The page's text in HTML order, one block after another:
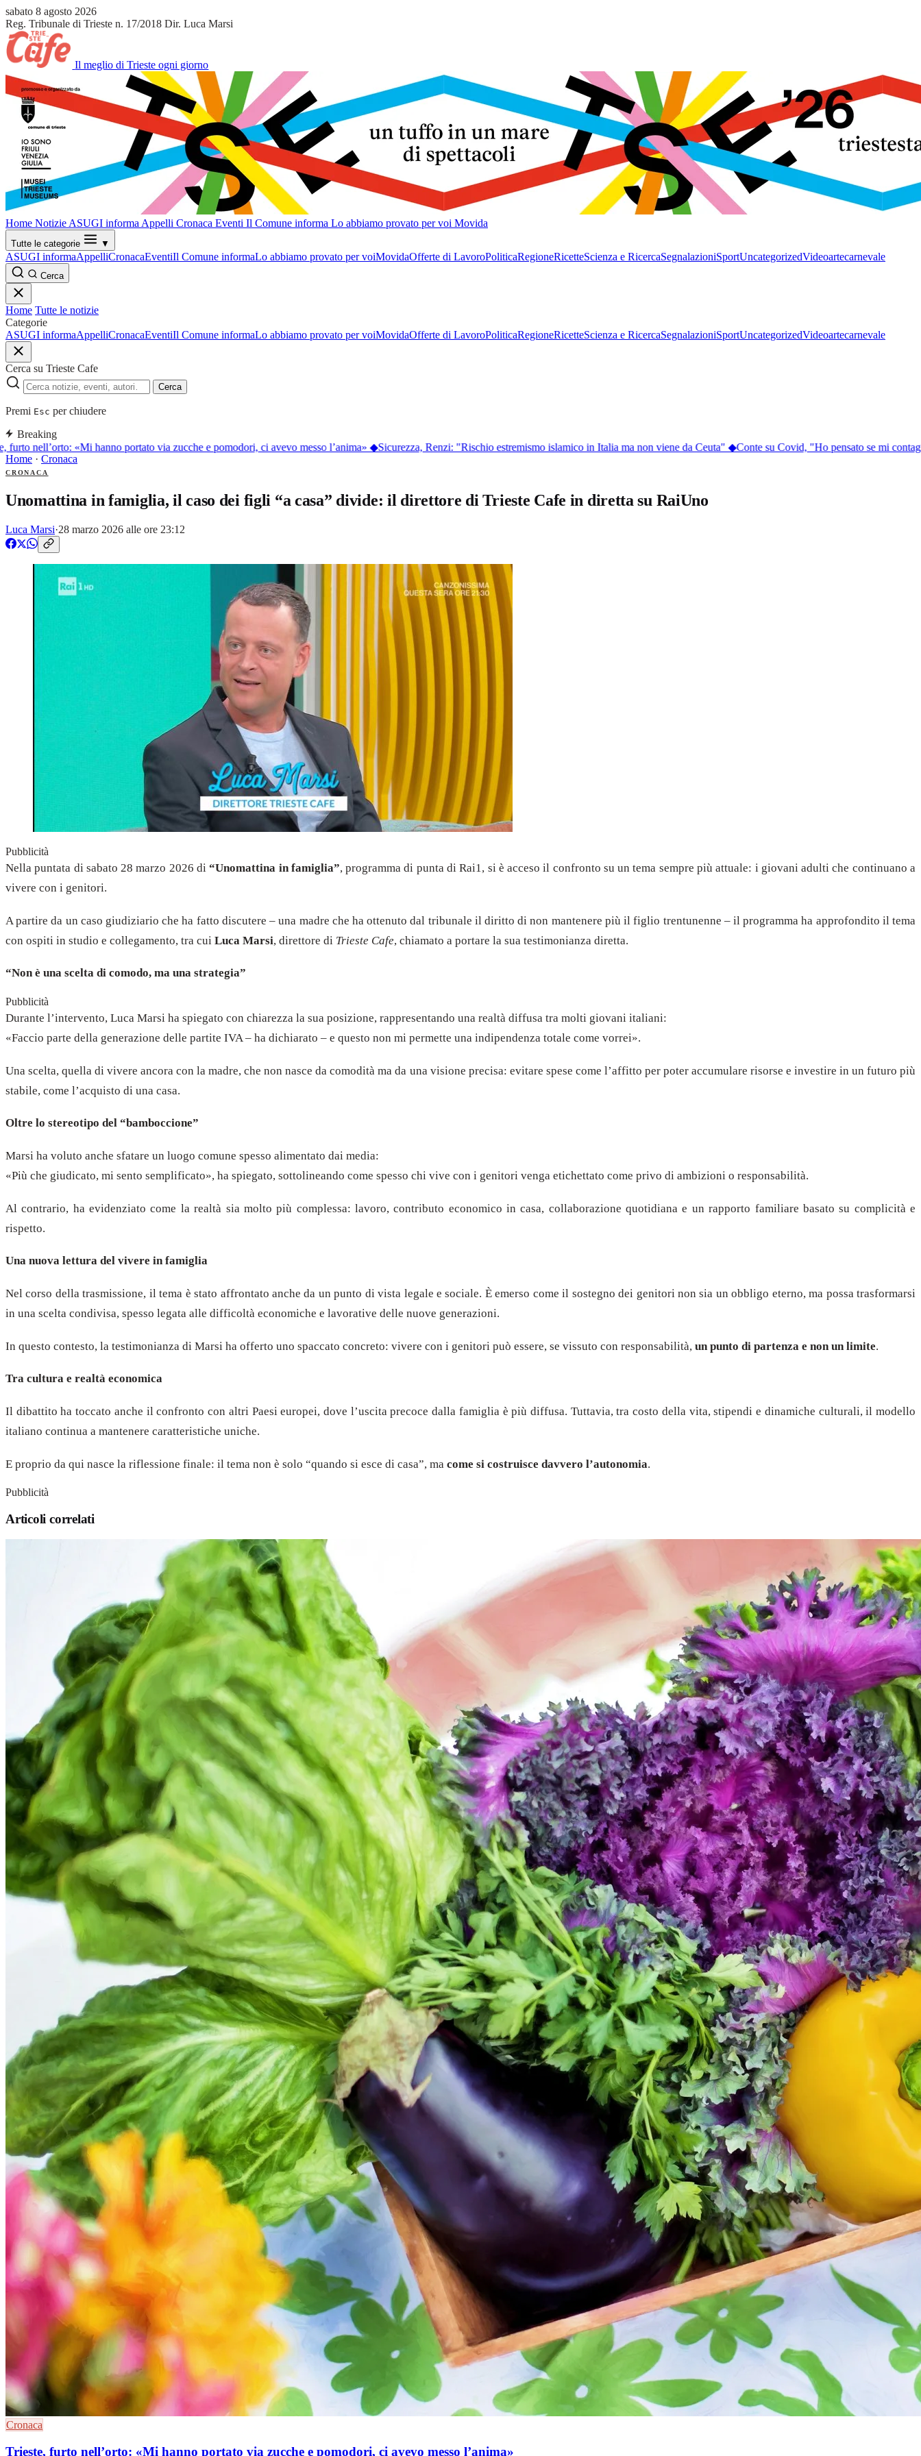
sabato 8 agosto 2026
Reg. Tribunale di Trieste n. 17/2018 Dir. Luca Marsi
Il meglio di Trieste ogni giorno
Home Notizie ASUGI informa Appelli Cronaca Eventi Il Comune informa Lo abbiamo provato per voi Movida
Tutte le categorie ▼
ASUGI informaAppelliCronacaEventiIl Comune informaLo abbiamo provato per voiMovidaOfferte di LavoroPoliticaRegioneRicetteScienza e RicercaSegnalazioniSportUncategorizedVideoartecarnevale
Cerca
Home Tutte le notizie
Categorie
ASUGI informaAppelliCronacaEventiIl Comune informaLo abbiamo provato per voiMovidaOfferte di LavoroPoliticaRegioneRicetteScienza e RicercaSegnalazioniSportUncategorizedVideoartecarnevale
Cerca su Trieste Cafe
Cerca
Premi Esc per chiudere
Breaking
nell’orto: «Mi hanno portato via zucche e pomodori, ci avevo messo l’anima»◆Sicurezza, Renzi: "Rischio estremismo islamico in Italia ma non viene da Ceuta"◆Conte su Covid, "Ho pensato se mi
Home · Cronaca
CRONACA
Unomattina in famiglia, il caso dei figli “a casa” divide: il direttore di Trieste Cafe in diretta su RaiUno
Luca Marsi·28 marzo 2026 alle ore 23:12
Pubblicità
Nella puntata di sabato 28 marzo 2026 di“Unomattina in famiglia”, programma di punta di Rai1, si è acceso il confronto su un tema sempre più attuale: i giovani adulti che continuano a
vivere con i genitori.
A partire da un caso giudiziario che ha fatto discutere – una madre che ha ottenuto dal tribunale il diritto di non mantenere più il figlio trentunenne – il programma ha approfondito il tema
con ospiti in studio e collegamento, tra cui Luca Marsi, direttore di Trieste Cafe, chiamato a portare la sua testimonianza diretta.
“Non è una scelta di comodo, ma una strategia”
Pubblicità
Durante l’intervento, Luca Marsi ha spiegato con chiarezza la sua posizione, rappresentando una realtà diffusa tra molti giovani italiani:
«Faccio parte della generazione delle partite IVA – ha dichiarato – e questo non mi permette una indipendenza totale come vorrei».
Una scelta, quella di vivere ancora con la madre, che non nasce da comodità ma da una visione precisa: evitare spese come l’affitto per poter accumulare risorse e investire in un futuro più
stabile, come l’acquisto di una casa.
Oltre lo stereotipo del “bamboccione”
Marsi ha voluto anche sfatare un luogo comune spesso alimentato dai media:
«Più che giudicato, mi sento semplificato», ha spiegato, sottolineando come spesso chi vive con i genitori venga etichettato come privo di ambizioni o responsabilità.
Al contrario, ha evidenziato come la realtà sia molto più complessa: lavoro, contributo economico in casa, collaborazione quotidiana e un rapporto familiare basato su complicità e
rispetto.
Una nuova lettura del vivere in famiglia
Nel corso della trasmissione, il tema è stato affrontato anche da un punto di vista legale e sociale. È emerso come il sostegno dei genitori non sia un obbligo eterno, ma possa trasformarsi
in una scelta condivisa, spesso legata alle difficoltà economiche e lavorative delle nuove generazioni.
In questo contesto, la testimonianza di Marsi ha offerto uno spaccato concreto: vivere con i genitori può essere, se vissuto con responsabilità, un punto di partenza e non un limite.
Tra cultura e realtà economica
Il dibattito ha toccato anche il confronto con altri Paesi europei, dove l’uscita precoce dalla famiglia è più diffusa. Tuttavia, tra costo della vita, stipendi e dinamiche culturali, il modello
italiano continua a mantenere caratteristiche uniche.
E proprio da qui nasce la riflessione finale: il tema non è solo “quando si esce di casa”, ma come si costruisce davvero l’autonomia.
Pubblicità
Articoli correlati
Cronaca
Trieste, furto nell’orto: «Mi hanno portato via zucche e pomodori, ci avevo messo l’anima»